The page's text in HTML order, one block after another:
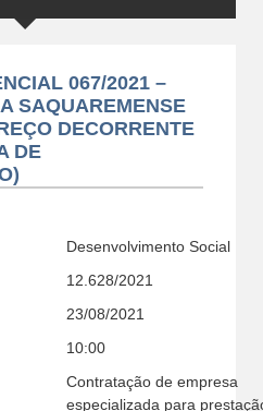
067/2021 –
SAQUAREMENSE
DECORRENTE
DE
Desenvolvimento Social
12.628/2021
23/08/2021
10:00
Contratação de empresa
especializada para